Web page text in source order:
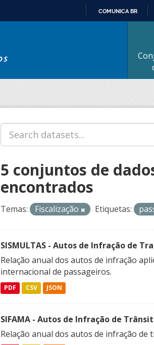
CONTEÚDO
COMUNICA BR
5 conjuntos de
encontrados
Temas: Fiscalização Etiquetas:
SISMULTAS - Autos de Infração de
Relação anual dos autos de infração
internacional de passageiros.
PDF CSV JSON
SIFAMA - Autos de Infração de
Relação anual dos autos de infração de